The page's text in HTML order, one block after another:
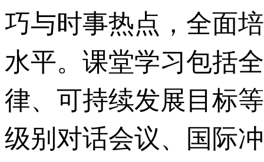
巧与时事热点，全面
水平。课堂学习包括
律、可持续发展目标
级别对话会议、国际